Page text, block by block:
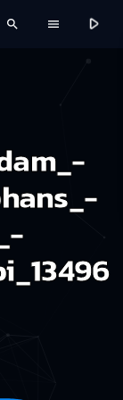
search menu play_arrow